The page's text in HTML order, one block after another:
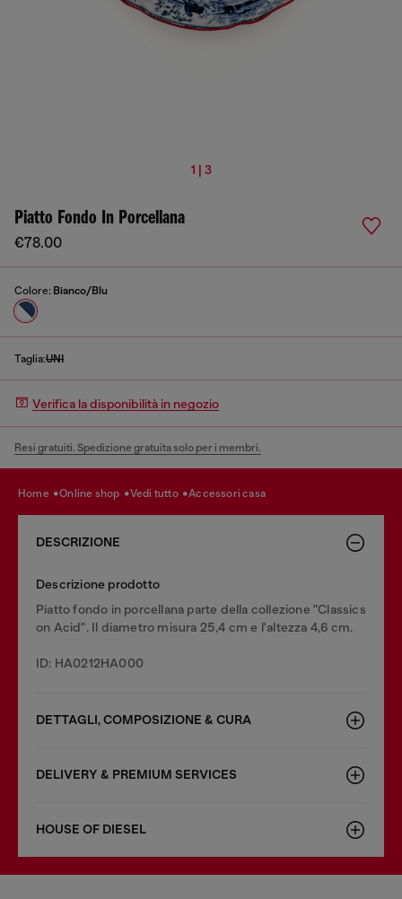
1 | 3
Piatto Fondo In Porcellana
€78.00
Colore: Bianco/Blu
Taglia:UNI
Verifica la disponibilità in negozio
Resi gratuiti. Spedizione gratuita solo per i membri.
home online shop vedi tutto accessori casa
DESCRIZIONE
Descrizione prodotto
Piatto fondo in porcellana parte della collezione "Classics
on Acid". Il diametro misura 25,4 cm e l'altezza 4,6 cm.
ID: HA0212HA000
DETTAGLI, COMPOSIZIONE & CURA
DELIVERY & PREMIUM SERVICES
HOUSE OF DIESEL